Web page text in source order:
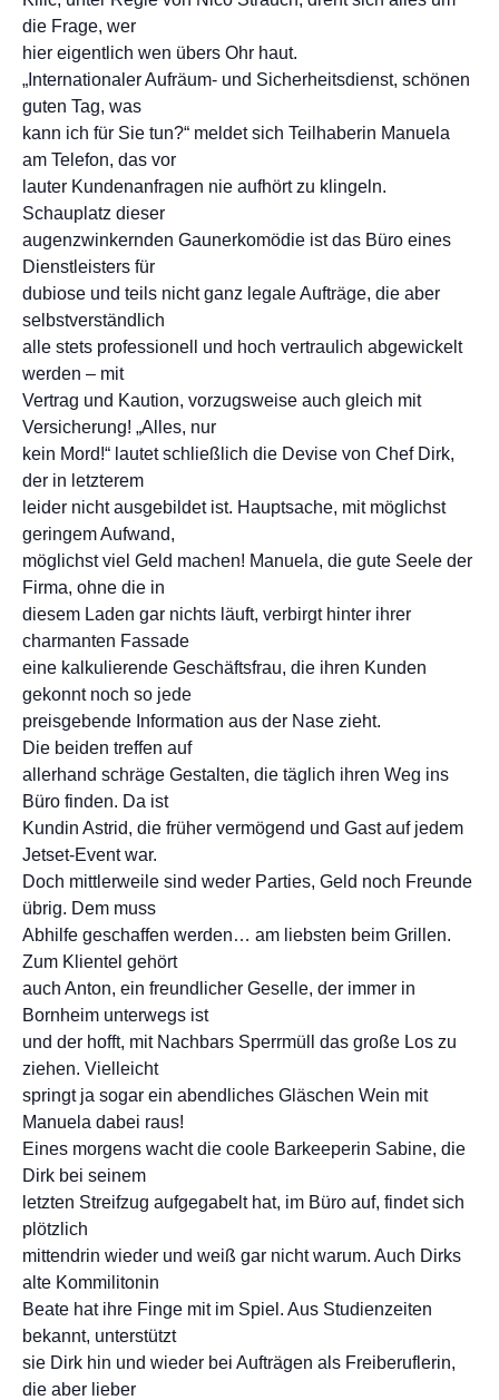
die Frage, wer
hier eigentlich wen übers Ohr haut.
„Internationaler Aufräum- und Sicherheitsdienst, schönen
guten Tag, was
kann ich für Sie tun?“ meldet sich Teilhaberin Manuela
am Telefon, das vor
lauter Kundenanfragen nie aufhört zu klingeln.
Schauplatz dieser
augenzwinkernden Gaunerkomödie ist das Büro eines
Dienstleisters für
dubiose und teils nicht ganz legale Aufträge, die aber
selbstverständlich
alle stets professionell und hoch vertraulich abgewickelt
werden – mit
Vertrag und Kaution, vorzugsweise auch gleich mit
Versicherung! „Alles, nur
kein Mord!“ lautet schließlich die Devise von Chef Dirk,
der in letzterem
leider nicht ausgebildet ist. Hauptsache, mit möglichst
geringem Aufwand,
möglichst viel Geld machen! Manuela, die gute Seele der
Firma, ohne die in
diesem Laden gar nichts läuft, verbirgt hinter ihrer
charmanten Fassade
eine kalkulierende Geschäftsfrau, die ihren Kunden
gekonnt noch so jede
preisgebende Information aus der Nase zieht.
Die beiden treffen auf
allerhand schräge Gestalten, die täglich ihren Weg ins
Büro finden. Da ist
Kundin Astrid, die früher vermögend und Gast auf jedem
Jetset-Event war.
Doch mittlerweile sind weder Parties, Geld noch Freunde
übrig. Dem muss
Abhilfe geschaffen werden… am liebsten beim Grillen.
Zum Klientel gehört
auch Anton, ein freundlicher Geselle, der immer in
Bornheim unterwegs ist
und der hofft, mit Nachbars Sperrmüll das große Los zu
ziehen. Vielleicht
springt ja sogar ein abendliches Gläschen Wein mit
Manuela dabei raus!
Eines morgens wacht die coole Barkeeperin Sabine, die
Dirk bei seinem
letzten Streifzug aufgegabelt hat, im Büro auf, findet sich
plötzlich
mittendrin wieder und weiß gar nicht warum. Auch Dirks
alte Kommilitonin
Beate hat ihre Finge mit im Spiel. Aus Studienzeiten
bekannt, unterstützt
sie Dirk hin und wieder bei Aufträgen als Freiberuflerin,
die aber lieber